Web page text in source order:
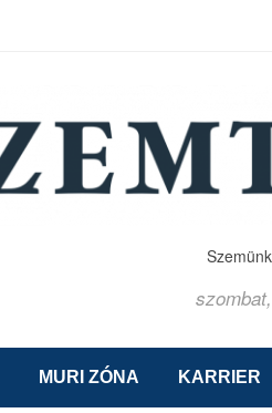
MURI ZÓNA KARRIER